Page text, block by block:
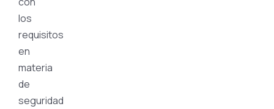
los
requisitos
en
materia
de
seguridad